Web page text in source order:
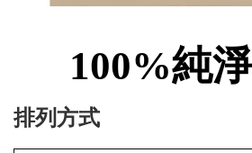
100%純
排列方式